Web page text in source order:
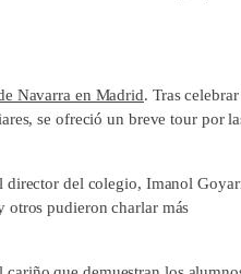
Navarra en Madrid. Tras celebrar
se ofreció un breve tour por
director del colegio, Imanol
otros pudieron charlar más